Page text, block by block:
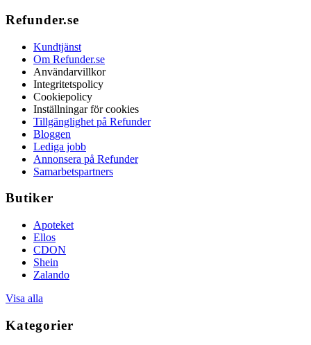
Refunder.se
Kundtjänst
Om Refunder.se
Användarvillkor
Integritetspolicy
Cookiepolicy
Inställningar för cookies
Tillgänglighet på Refunder
Bloggen
Lediga jobb
Annonsera på Refunder
Samarbetspartners
Butiker
Apoteket
Ellos
CDON
Shein
Zalando
Visa alla
Kategorier